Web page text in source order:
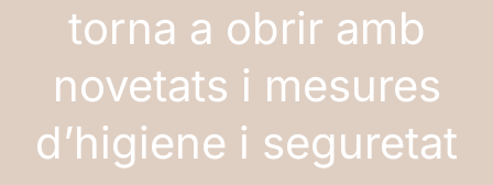
torna a obrir amb
novetats i mesures
d’higiene i seguretat